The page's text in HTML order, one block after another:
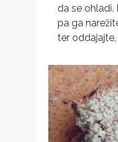
da se ohladi.
pa ga
ter